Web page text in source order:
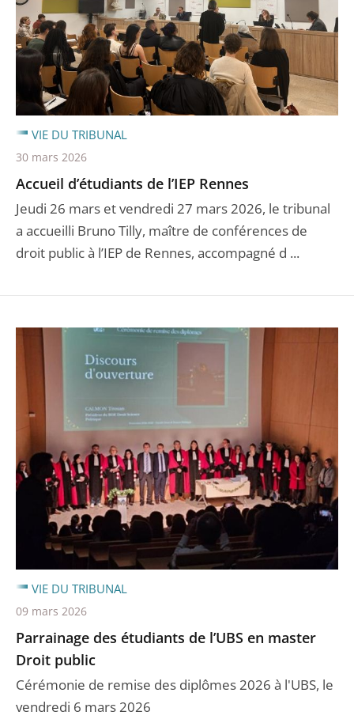
Accueil d’étudiants de l’IEP Rennes
Jeudi 26 mars et vendredi 27 mars 2026, le tribunal
a accueilli Bruno Tilly, maître de conférences de
droit public à l’IEP de Rennes, accompagné d ...
VIE DU TRIBUNAL
30 mars 2026
Parrainage des étudiants de l’UBS en master
Droit public
Cérémonie de remise des diplômes 2026 à l'UBS, le
vendredi 6 mars 2026
VIE DU TRIBUNAL
09 mars 2026